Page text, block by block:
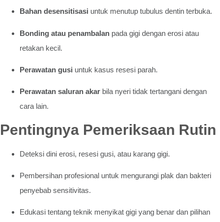
Bahan desensitisasi untuk menutup tubulus dentin terbuka.
Bonding atau penambalan pada gigi dengan erosi atau
retakan kecil.
Perawatan gusi untuk kasus resesi parah.
Perawatan saluran akar bila nyeri tidak tertangani dengan
cara lain.
Pentingnya Pemeriksaan Rutin
Deteksi dini erosi, resesi gusi, atau karang gigi.
Pembersihan profesional untuk mengurangi plak dan bakteri
penyebab sensitivitas.
Edukasi tentang teknik menyikat gigi yang benar dan pilihan